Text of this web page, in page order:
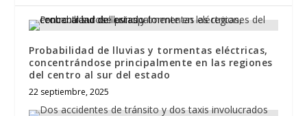
Probabilidad de lluvias y tormentas eléctricas,
concentrándose principalmente en las regiones
del centro al sur del estado
22 septiembre, 2025